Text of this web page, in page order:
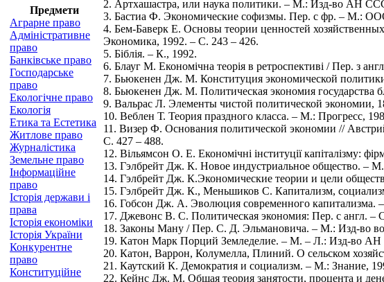
Предмети
Аграрне право
Адміністративне
право
Банківське право
Господарське
право
Екологічне право
Екологія
Етика та Естетика
Житлове право
Журналістика
Земельне право
Інформаційне
право
Історія держави і
права
Історія економіки
Історія України
Конкурентне
право
Конституційне
2. Артхашастра, или наука политики. – М.: Изд-во АН
3. Бастиа Ф. Экономические софизмы. Пер. с фр. – М.:
4. Бем-Баверк Е. Основы теории ценностей
Экономика, 1992. – C. 243 – 426.
5. Біблія. – К., 1992.
6. Блауг М. Економічна теорія в ретроспективі / Пер. з
7. Бьюкенен Дж. М. Конституция экономической
8. Бьюкенен Дж. М. Политическая экономия
9. Вальрас Л. Элементы чистой политической экономии,
10. Веблен Т. Теория праздного класса. – М.: Прогресс,
11. Визер Ф. Основания политической экономии //
C. 427 – 488.
12. Вільямсон О. Е. Економічні інституції капіталізму:
13. Гэлбрейт Дж. К. Новое индустриальное общество. –
14. Гэлбрейт Дж. К.Экономические теории и цели
15. Гэлбрейт Дж. К., Меньшиков С. Капитализм,
16. Гобсон Дж. А. Эволюция современного капитализма.
17. Джевонс В. С. Политическая экономия: Пер. с англ. –
18. Законы Ману / Пер. С. Д. Эльмановича. – М.: Изд-во
19. Катон Марк Порций Земледелие. – М. – Л.: Изд-во АН
20. Катон, Варрон, Колумелла, Плиний. О сельском
21. Каутский К. Демократия и социализм. – М.: Знание,
22. Кейнс Дж. М. Общая теория занятости, процента и